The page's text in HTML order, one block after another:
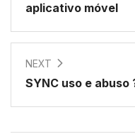
aplicativo móvel
NEXT
SYNC uso e abuso